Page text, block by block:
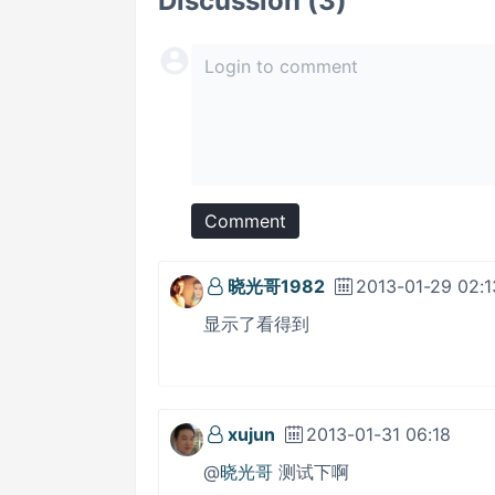
Comment
晓光哥1982
2013-01-29
显示了看得到
xujun
2013-01-31 06:18
@晓光哥 测试下啊